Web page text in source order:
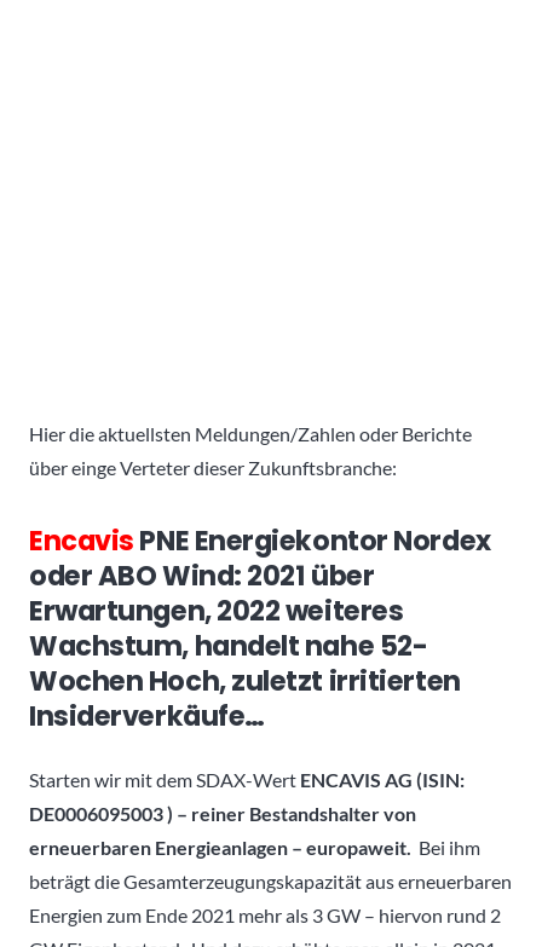
Hier die aktuellsten Meldungen/Zahlen oder Berichte
über einge Verteter dieser Zukunftsbranche:
EncavisPNE Energiekontor Nordex
oder ABO Wind: 2021 über
Erwartungen, 2022 weiteres
Wachstum, handelt nahe 52-
Wochen Hoch, zuletzt irritierten
Insiderverkäufe…
Starten wir mit dem SDAX-Wert ENCAVIS AG (ISIN:
DE0006095003 ) – reiner Bestandshalter von
erneuerbaren Energieanlagen – europaweit. Bei ihm
beträgt die Gesamterzeugungskapazität aus erneuerbaren
Energien zum Ende 2021 mehr als 3 GW – hiervon rund 2